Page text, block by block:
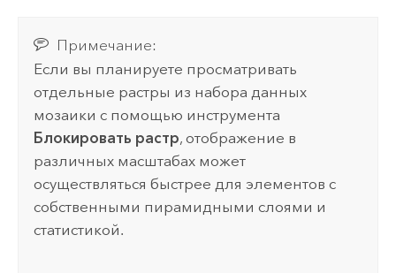
Примечание:
Если вы планируете просматривать
отдельные растры из набора данных
мозаики с помощью инструмента
Блокировать растр, отображение в
различных масштабах может
осуществляться быстрее для элементов с
собственными пирамидными слоями и
статистикой.